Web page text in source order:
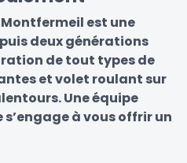
est une
deux générations
de tout types de
et volet roulant sur
Une équipe
à vous offrir un